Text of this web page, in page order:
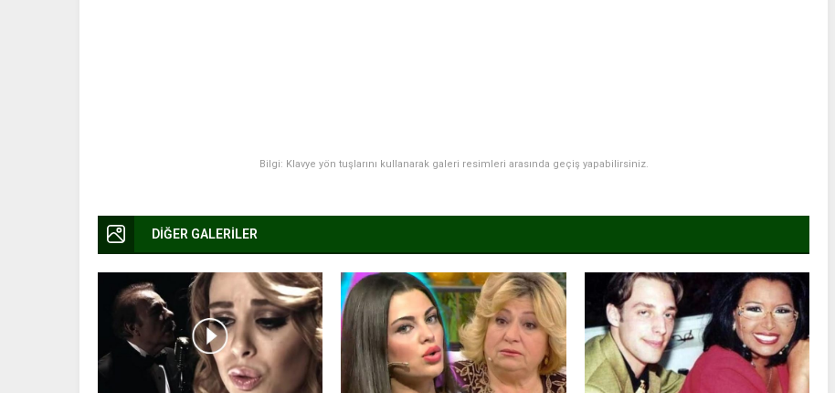
Bilgi: Klavye yön tuşlarını kullanarak galeri resimleri arasında geçiş yapabilirsiniz.
DİĞER GALERİLER